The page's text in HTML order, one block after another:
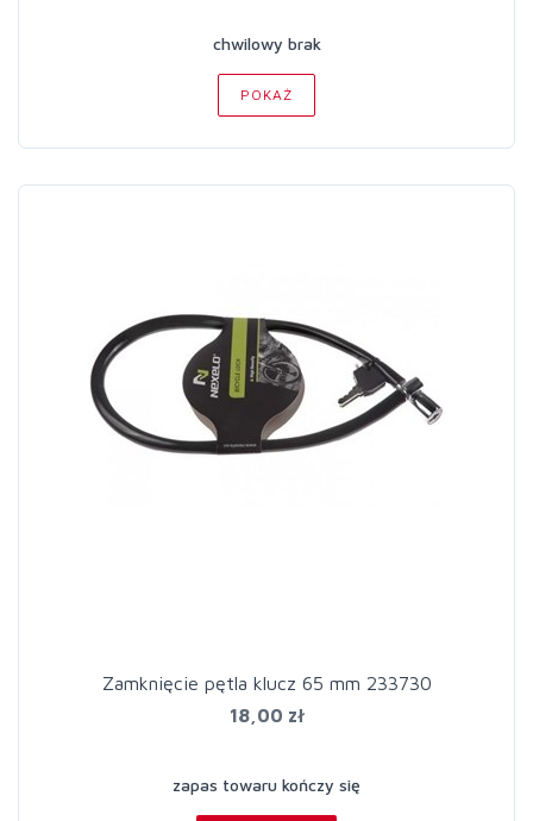
chwilowy brak
POKAŻ
Zamknięcie pętla klucz 65 mm 233730
18,00 zł
zapas towaru kończy się